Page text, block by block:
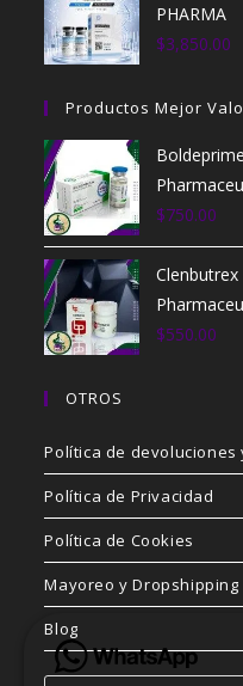
PHARMA
$3,850.00
Productos Mejor
$750.00
$550.00
OTROS
Política de devoluciones
Política de Privacidad
Política de Cookies
Mayoreo y Dropshipping
Blog